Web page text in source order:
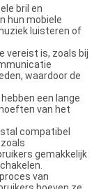
bril en
hun mobiele
luisteren of
vereist is, zoals bij
waardoor de
een lange
van het
compatibel
gemakkelijk
van